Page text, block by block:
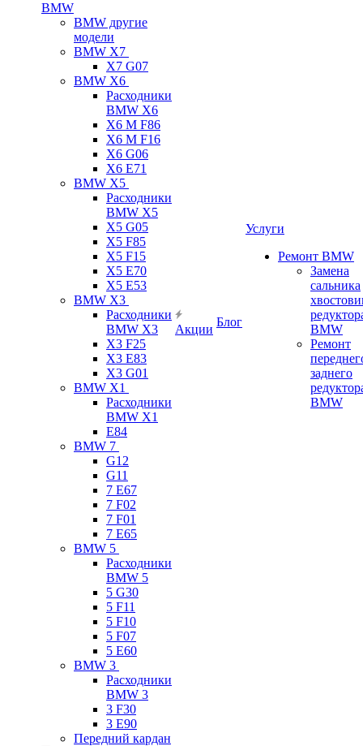
BMW
BMW другие
модели
BMW X7
X7 G07
BMW X6
Расходники
BMW X6
X6 M F86
X6 M F16
X6 G06
X6 E71
BMW X5
Расходники
BMW X5
X5 G05
X5 F85
X5 F15
X5 E70
X5 E53
BMW X3
Расходники
BMW X3
X3 F25
X3 E83
X3 G01
BMW X1
Расходники
BMW X1
E84
BMW 7
G12
G11
7 Е67
7 F02
7 F01
7 E65
BMW 5
Расходники
BMW 5
5 G30
5 F11
5 F10
5 F07
5 E60
BMW 3
Расходники
BMW 3
3 F30
3 E90
Передний кардан
Акции
Блог
Услуги
Ремонт BMW
Замена
сальника
BMW
Ремонт
заднего
BMW